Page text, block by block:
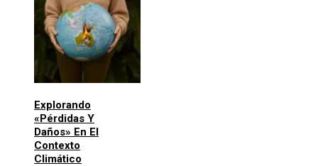
Explorando
«pérdidas Y
Daños» En El
Contexto
Climático